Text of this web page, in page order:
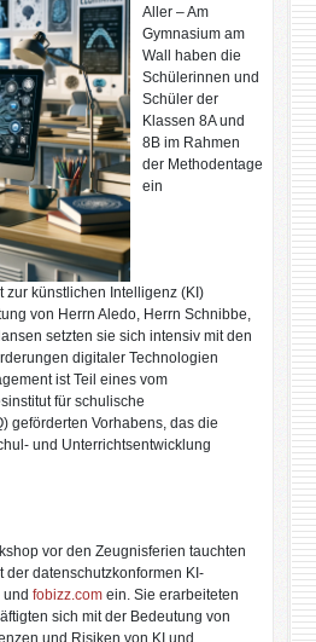
Aller – Am
Gymnasium am
Wall haben die
Schülerinnen und
Schüler der
Klassen 8A und
8B im Rahmen
der Methodentage
ein
zur künstlichen Intelligenz (KI)
von Herrn Aledo, Herrn Schnibbe,
setzten sie sich intensiv mit den
digitaler Technologien
ist Teil eines vom
für schulische
geförderten Vorhabens, das die
und Unterrichtsentwicklung
vor den Zeugnisferien tauchten
der datenschutzkonformen KI-
und fobizz.comein. Sie erarbeiteten
sich mit der Bedeutung von
und Risiken von KI und